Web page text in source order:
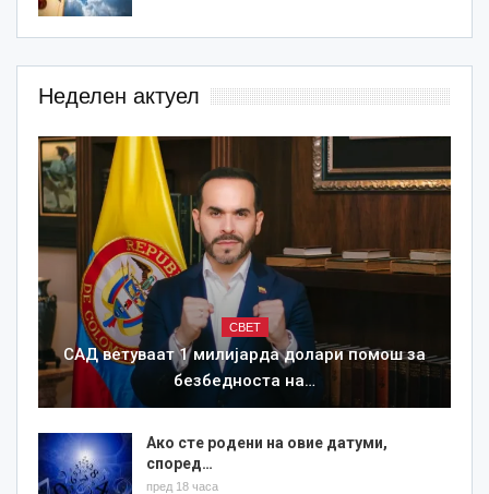
Неделен актуел
СВЕТ
САД ветуваат 1 милијарда долари помош за
безбедноста на…
Ако сте родени на овие датуми,
според…
пред 18 часа